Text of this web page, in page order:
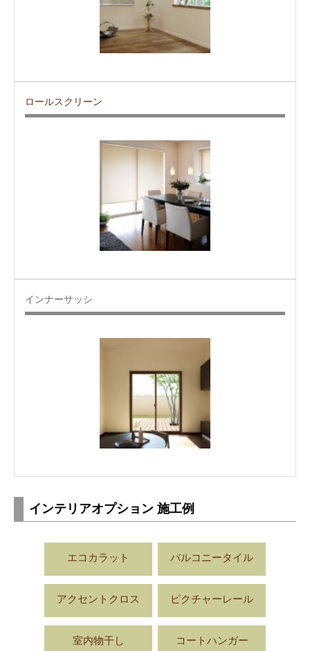
ロールスクリーン
インナーサッシ
インテリアオプション 施工例
エコカラット バルコニータイル
アクセントクロス ピクチャーレール
室内物干し コートハンガー